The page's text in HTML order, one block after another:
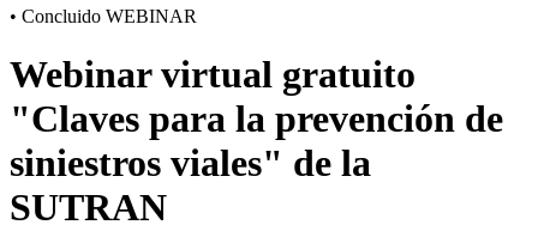
• Concluido WEBINAR
Webinar virtual gratuito
"Claves para la prevención de
siniestros viales" de la
SUTRAN